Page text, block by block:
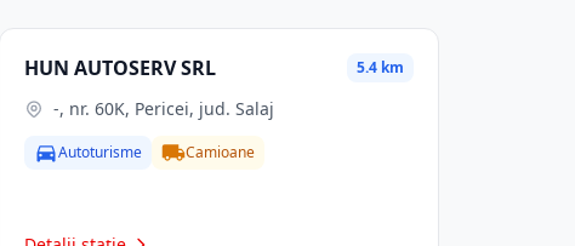
HUN AUTOSERV SRL 5.4 km
-, nr. 60K, Pericei, jud. Salaj
Autoturisme Camioane